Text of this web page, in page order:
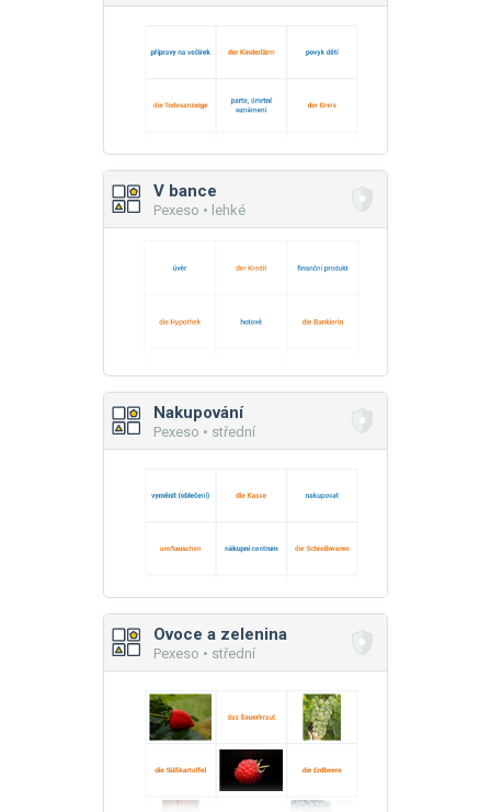
V bance
Pexeso • lehké
Nakupování
Pexeso • střední
Ovoce a zelenina
Pexeso • střední